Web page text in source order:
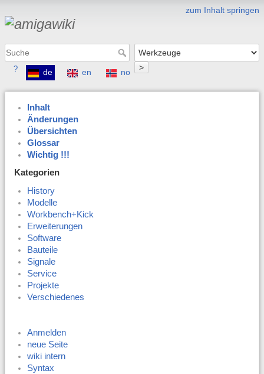
zum Inhalt springen
>
? de en no
Inhalt
Änderungen
Übersichten
Glossar
Wichtig !!!
Kategorien
History
Modelle
Workbench+Kick
Erweiterungen
Software
Bauteile
Signale
Service
Projekte
Verschiedenes
Anmelden
neue Seite
wiki intern
Syntax